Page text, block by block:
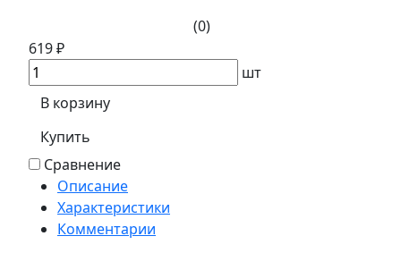
(0)
619 ₽
шт
В корзину
Купить
Сравнение
Описание
Характеристики
Комментарии